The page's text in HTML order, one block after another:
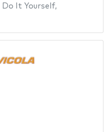
Do It Yourself,